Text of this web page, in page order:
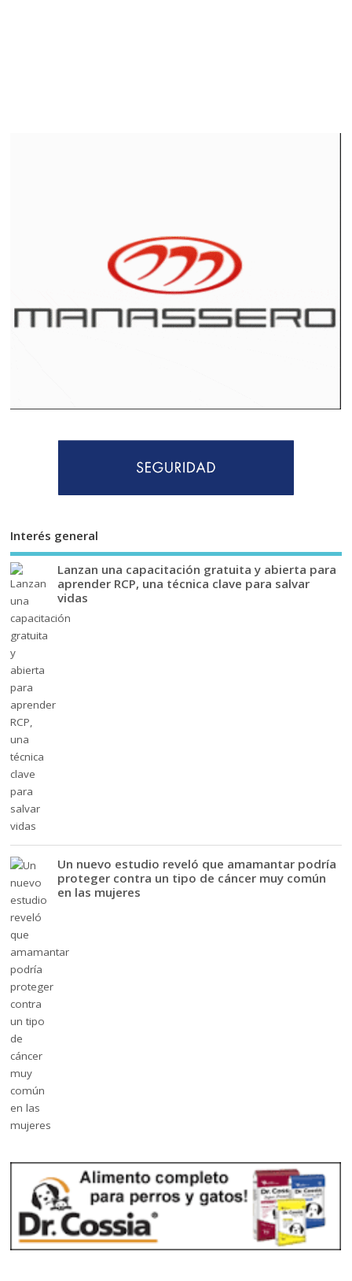
Interés general
Lanzan una capacitación gratuita y abierta para
aprender RCP, una técnica clave para salvar
vidas
Un nuevo estudio reveló que amamantar podría
proteger contra un tipo de cáncer muy común
en las mujeres